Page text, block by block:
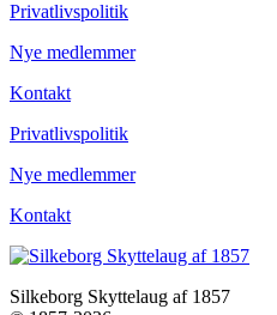
Privatlivspolitik
Nye medlemmer
Kontakt
Privatlivspolitik
Nye medlemmer
Kontakt
Silkeborg Skyttelaug af 1857